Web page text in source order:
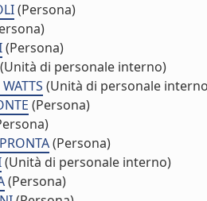
(Persona)
(Persona)
(Unità di personale interno)
(Unità di personale
(Persona)
(Persona)
(Unità di personale interno)
(Persona)